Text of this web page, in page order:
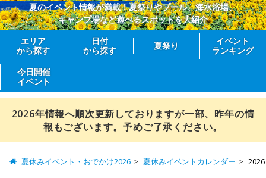
夏のイベント情報が満載！夏祭りやプール、海水浴場、
キャンプ場など遊べるスポットを大紹介
エリア
から探す
日付
から探す
夏祭り
イベント
ランキング
今日開催
イベント
2026年情報へ順次更新しておりますが一部、昨年の情
報もございます。予めご了承ください。
夏休みイベント・おでかけ2026 夏休みイベントカレンダー